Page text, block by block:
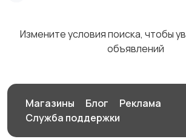
Измените условия поиска, чтобы
объявлений
Магазины Блог
Реклама
Служба поддержки